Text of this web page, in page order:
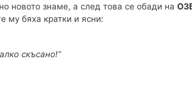
новото знаме, а след това се обади на
му бяха кратки и ясни:
скъсано!“